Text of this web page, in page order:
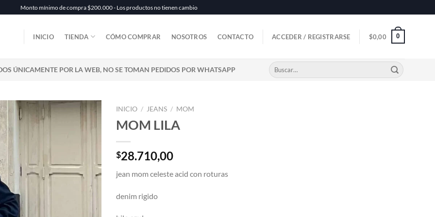
Monto mínimo de compra $200.000 - Los productos no tienen cambio
INICIO TIENDA CÓMO COMPRAR NOSOTROS CONTACTO ACCEDER / REGISTRARSE $0,00 0
ÚNICAMENTE POR LA WEB, NO SE TOMAN PEDIDOS POR WHATSAPP
Buscar
por:
INICIO / JEANS / MOM
MOM LILA
$28.710,00
jean mom celeste acid con roturas
denim rigido